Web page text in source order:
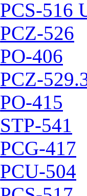
PCS-516
PCZ-526
PO-406
PCZ-
PO-415
STP-541
PCG-417
PCU-504